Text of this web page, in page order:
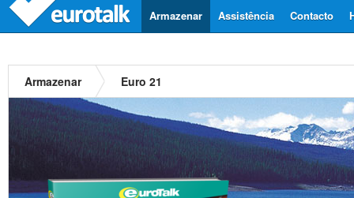
Contacto
Assistência
Armazenar
Armazenar Euro 21